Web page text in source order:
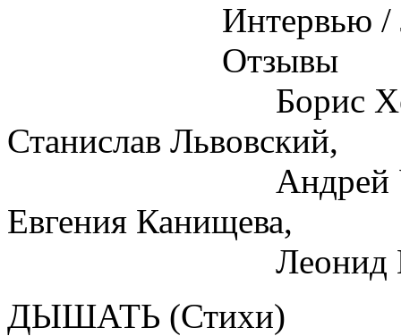
Интервью /
Отзывы
Борис
Станислав Львовский,
Андрей
Евгения Канищева,
Леонид
ДЫШАТЬ (Стихи)